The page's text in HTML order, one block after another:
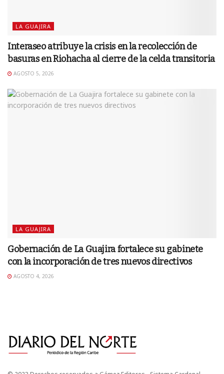
LA GUAJIRA
Interaseo atribuye la crisis en la recolección de
basuras en Riohacha al cierre de la celda transitoria
AGOSTO 5, 2026
LA GUAJIRA
Gobernación de La Guajira fortalece su gabinete
con la incorporación de tres nuevos directivos
AGOSTO 4, 2026